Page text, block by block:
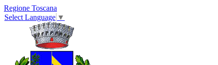
Regione Toscana
Select Language ▼